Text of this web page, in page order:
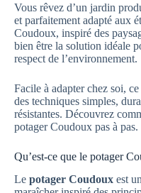
Vous rêvez d’un jardin
et parfaitement adapté aux
Coudoux, inspiré des
bien être la solution idéale
respect de l’environnement.
Facile à adapter chez soi,
des techniques simples,
résistantes. Découvrez
potager Coudoux pas à pas.
Qu’est-ce que le potager
Le potager Coudoux est